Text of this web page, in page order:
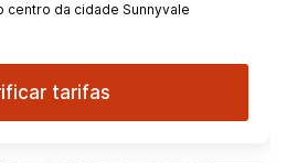
centro da cidade Sunnyvale
tarifas